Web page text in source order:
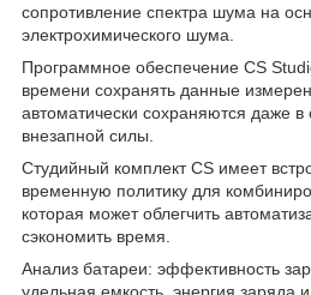
сопротивление спектра шума на
электрохимического шума.
Программное обеспечение CS
времени сохранять данные
автоматически сохраняются даже в
внезапной силы.
Студийный комплект CS имеет
временную политику для
которая может облегчить
сэкономить время.
Анализ батареи: эффективность
удельная емкость, энергия заряда и